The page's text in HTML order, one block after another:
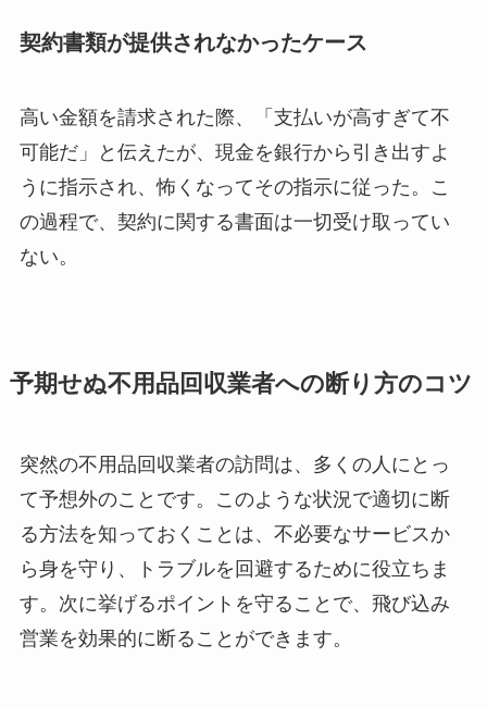
契約書類が提供されなかったケース
高い金額を請求された際、「支払いが高すぎて不
可能だ」と伝えたが、現金を銀行から引き出すよ
うに指示され、怖くなってその指示に従った。こ
の過程で、契約に関する書面は一切受け取ってい
ない。
予期せぬ不用品回収業者への断り方のコツ
突然の不用品回収業者の訪問は、多くの人にとっ
て予想外のことです。このような状況で適切に断
る方法を知っておくことは、不必要なサービスか
ら身を守り、トラブルを回避するために役立ちま
す。次に挙げるポイントを守ることで、飛び込み
営業を効果的に断ることができます。